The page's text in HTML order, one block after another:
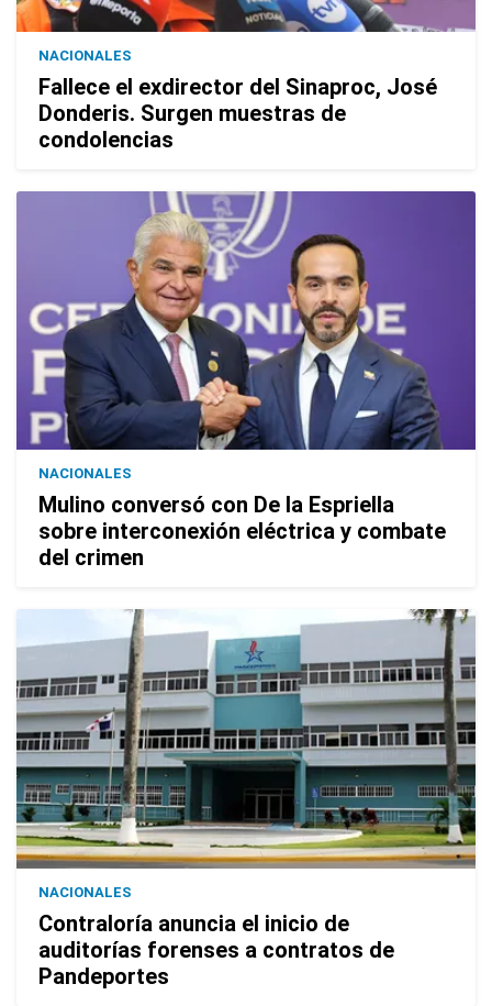
NACIONALES
Fallece el exdirector del Sinaproc, José
Donderis. Surgen muestras de
condolencias
NACIONALES
Mulino conversó con De la Espriella
sobre interconexión eléctrica y combate
del crimen
NACIONALES
Contraloría anuncia el inicio de
auditorías forenses a contratos de
Pandeportes